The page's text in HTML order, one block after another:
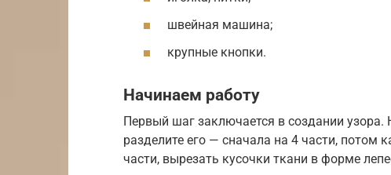
швейная машина;
крупные кнопки.
Начинаем работу
Первый шаг заключается в создании узора.
разделите его — сначала на 4 части,
части, вырезать кусочки ткани в форме